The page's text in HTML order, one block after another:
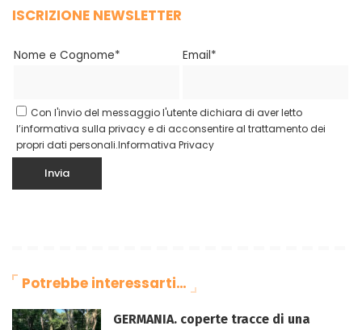
ISCRIZIONE NEWSLETTER
Nome e Cognome* Email*
Con l'invio del messaggio l'utente dichiara di aver letto
l’informativa sulla privacy e di acconsentire al trattamento dei
propri dati personali.Informativa Privacy
Potrebbe interessarti…
GERMANIA. coperte tracce di una